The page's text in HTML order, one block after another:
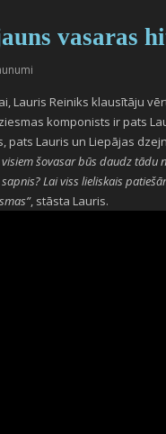
vasaras
Lauris Reiniks klausītāju
komponists ir pats
pats Lauris un Liepājas
visiem šovasar būs daudz
Lai viss lieliskais
, stāsta Lauris.